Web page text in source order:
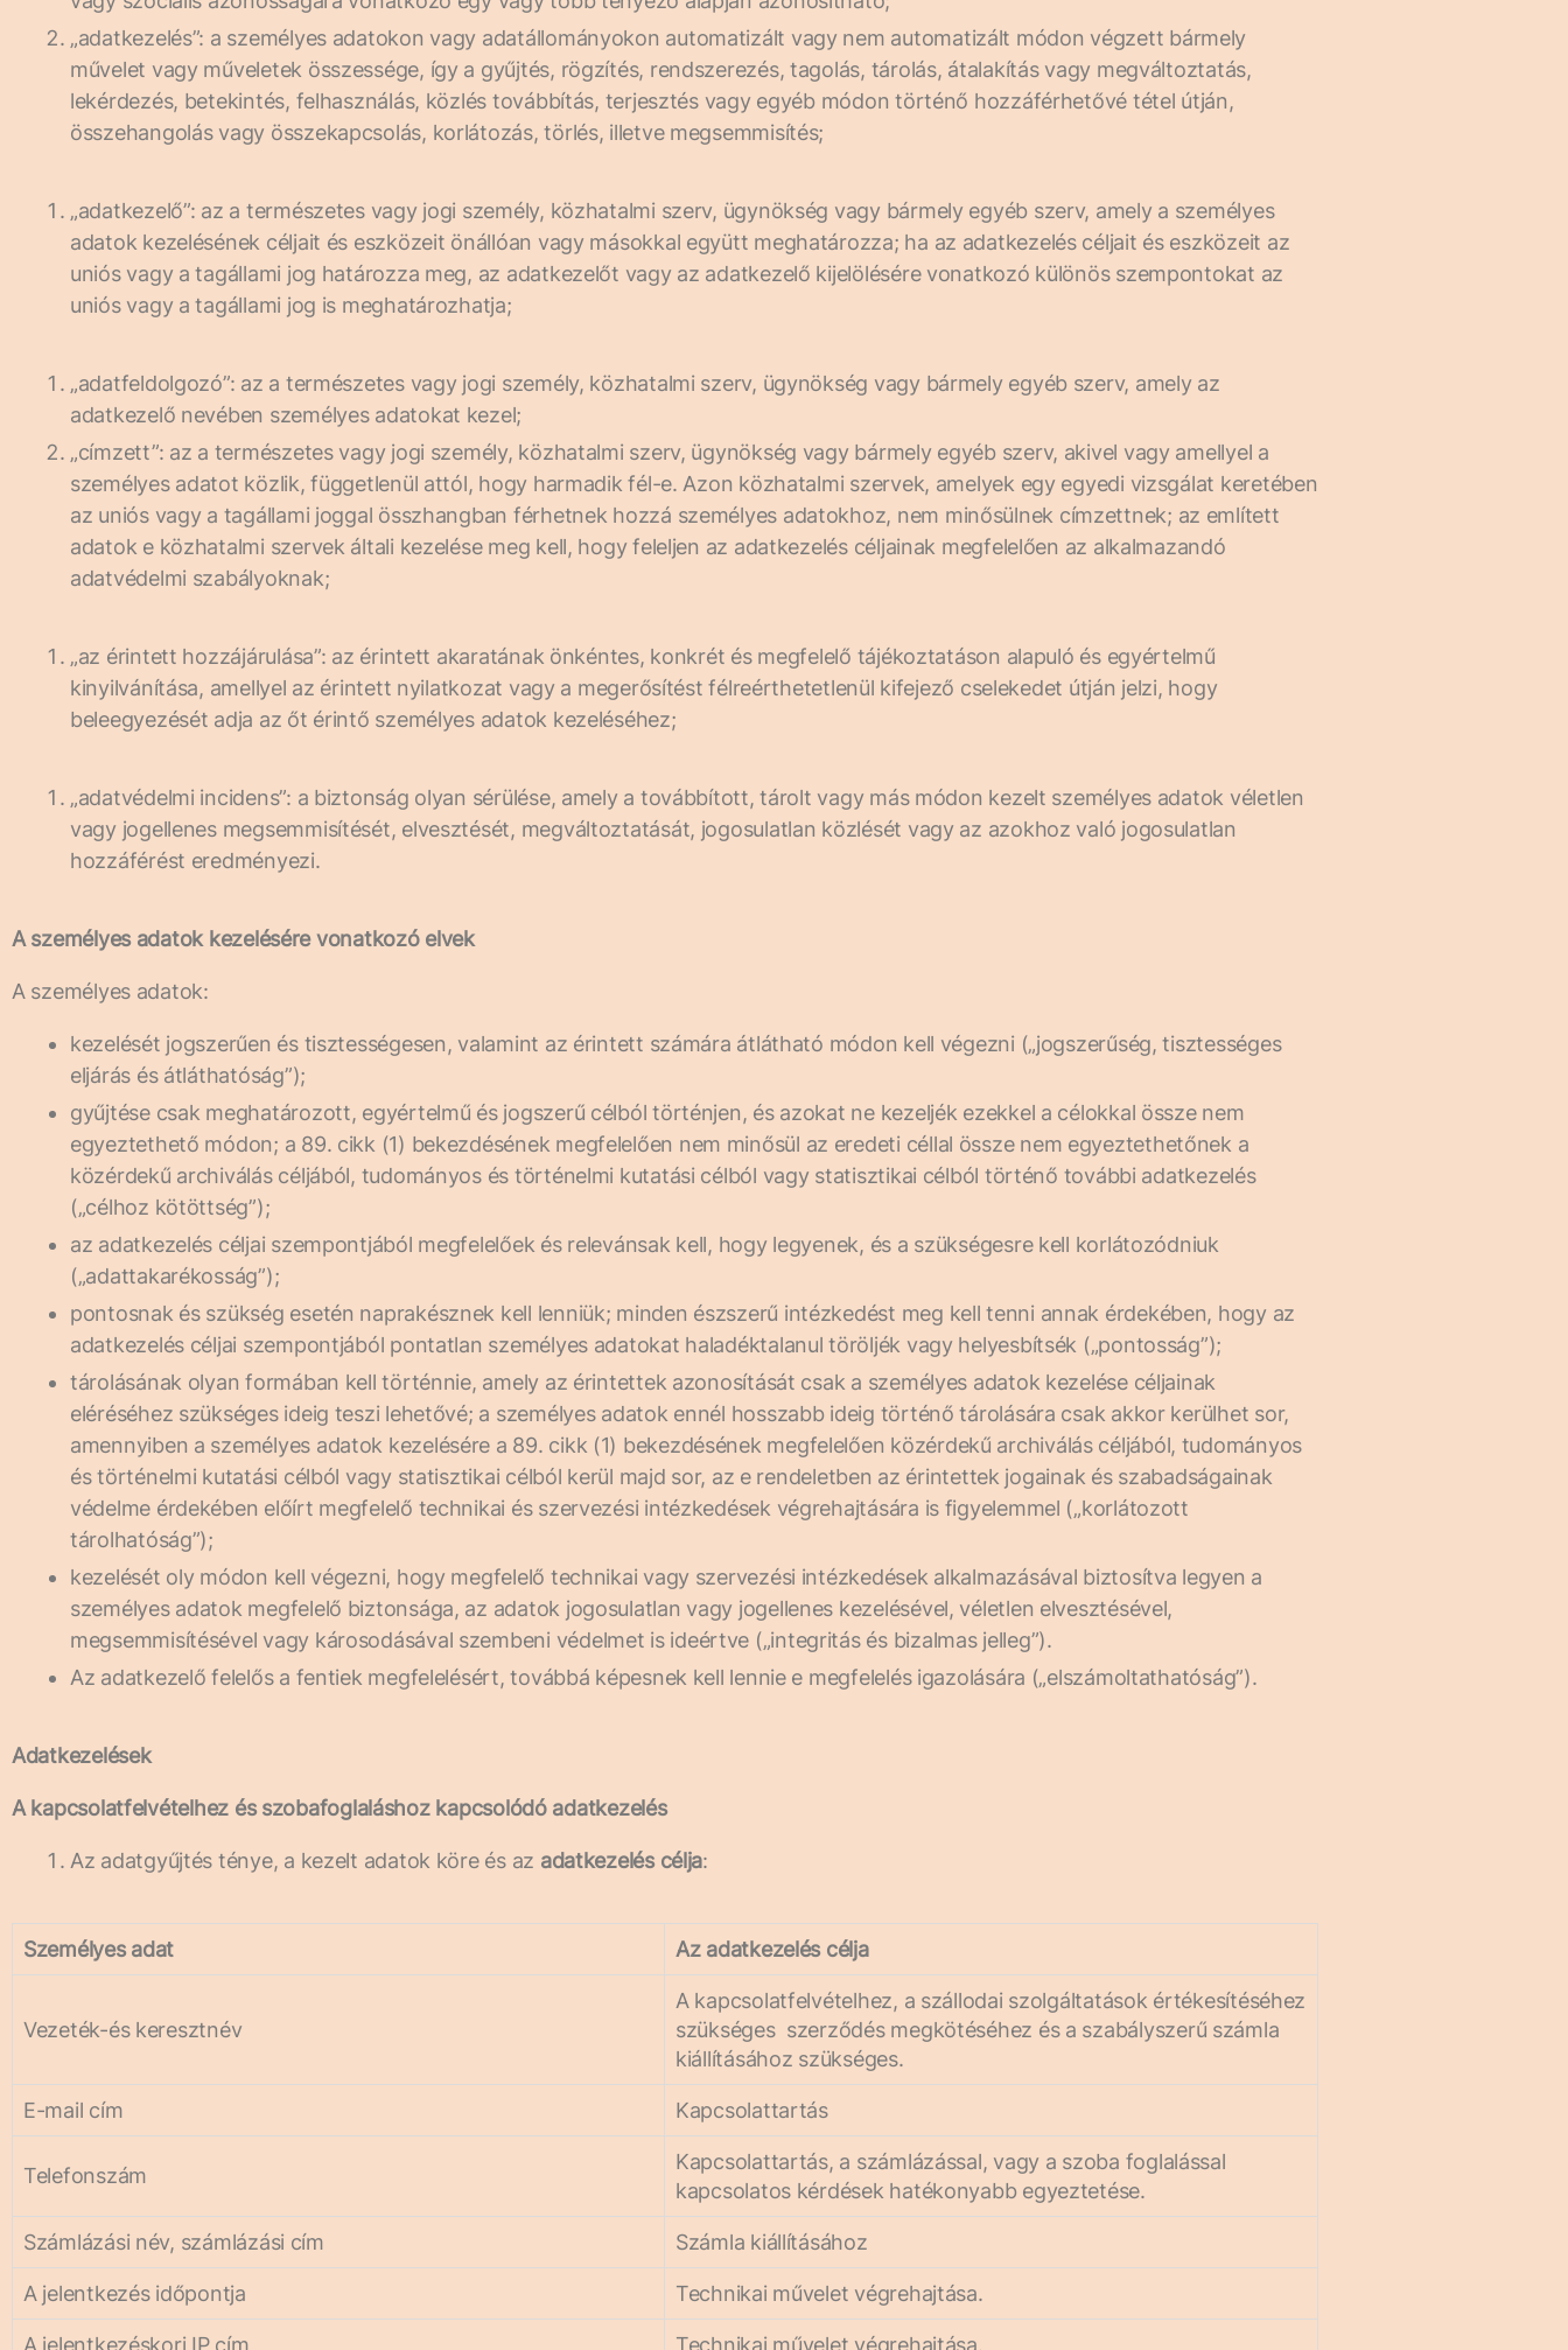
„adatkezelés”: a személyes adatokon vagy adatállományokon automatizált vagy nem automatizált módon végzett bármely
művelet vagy műveletek összessége, így a gyűjtés, rögzítés, rendszerezés, tagolás, tárolás, átalakítás vagy megváltoztatás,
lekérdezés, betekintés, felhasználás, közlés továbbítás, terjesztés vagy egyéb módon történő hozzáférhetővé tétel útján,
összehangolás vagy összekapcsolás, korlátozás, törlés, illetve megsemmisítés;
„adatkezelő”: az a természetes vagy jogi személy, közhatalmi szerv, ügynökség vagy bármely egyéb szerv, amely a személyes
adatok kezelésének céljait és eszközeit önállóan vagy másokkal együtt meghatározza; ha az adatkezelés céljait és eszközeit az
uniós vagy a tagállami jog határozza meg, az adatkezelőt vagy az adatkezelő kijelölésére vonatkozó különös szempontokat az
uniós vagy a tagállami jog is meghatározhatja;
„adatfeldolgozó”: az a természetes vagy jogi személy, közhatalmi szerv, ügynökség vagy bármely egyéb szerv, amely az
adatkezelő nevében személyes adatokat kezel;
„címzett”: az a természetes vagy jogi személy, közhatalmi szerv, ügynökség vagy bármely egyéb szerv, akivel vagy amellyel a
személyes adatot közlik, függetlenül attól, hogy harmadik fél-e. Azon közhatalmi szervek, amelyek egy egyedi vizsgálat keretében
az uniós vagy a tagállami joggal összhangban férhetnek hozzá személyes adatokhoz, nem minősülnek címzettnek; az említett
adatok e közhatalmi szervek általi kezelése meg kell, hogy feleljen az adatkezelés céljainak megfelelően az alkalmazandó
adatvédelmi szabályoknak;
„az érintett hozzájárulása”: az érintett akaratának önkéntes, konkrét és megfelelő tájékoztatáson alapuló és egyértelmű
kinyilvánítása, amellyel az érintett nyilatkozat vagy a megerősítést félreérthetetlenül kifejező cselekedet útján jelzi, hogy
beleegyezését adja az őt érintő személyes adatok kezeléséhez;
„adatvédelmi incidens”: a biztonság olyan sérülése, amely a továbbított, tárolt vagy más módon kezelt személyes adatok véletlen
vagy jogellenes megsemmisítését, elvesztését, megváltoztatását, jogosulatlan közlését vagy az azokhoz való jogosulatlan
hozzáférést eredményezi.
A személyes adatok kezelésére vonatkozó elvek
A személyes adatok:
kezelését jogszerűen és tisztességesen, valamint az érintett számára átlátható módon kell végezni („jogszerűség, tisztességes
eljárás és átláthatóság”);
gyűjtése csak meghatározott, egyértelmű és jogszerű célból történjen, és azokat ne kezeljék ezekkel a célokkal össze nem
egyeztethető módon; a 89. cikk (1) bekezdésének megfelelően nem minősül az eredeti céllal össze nem egyeztethetőnek a
közérdekű archiválás céljából, tudományos és történelmi kutatási célból vagy statisztikai célból történő további adatkezelés
(„célhoz kötöttség”);
az adatkezelés céljai szempontjából megfelelőek és relevánsak kell, hogy legyenek, és a szükségesre kell korlátozódniuk
(„adattakarékosság”);
pontosnak és szükség esetén naprakésznek kell lenniük; minden észszerű intézkedést meg kell tenni annak érdekében, hogy az
adatkezelés céljai szempontjából pontatlan személyes adatokat haladéktalanul töröljék vagy helyesbítsék („pontosság”);
tárolásának olyan formában kell történnie, amely az érintettek azonosítását csak a személyes adatok kezelése céljainak
eléréséhez szükséges ideig teszi lehetővé; a személyes adatok ennél hosszabb ideig történő tárolására csak akkor kerülhet sor,
amennyiben a személyes adatok kezelésére a 89. cikk (1) bekezdésének megfelelően közérdekű archiválás céljából, tudományos
és történelmi kutatási célból vagy statisztikai célból kerül majd sor, az e rendeletben az érintettek jogainak és szabadságainak
védelme érdekében előírt megfelelő technikai és szervezési intézkedések végrehajtására is figyelemmel („korlátozott
tárolhatóság”);
kezelését oly módon kell végezni, hogy megfelelő technikai vagy szervezési intézkedések alkalmazásával biztosítva legyen a
személyes adatok megfelelő biztonsága, az adatok jogosulatlan vagy jogellenes kezelésével, véletlen elvesztésével,
megsemmisítésével vagy károsodásával szembeni védelmet is ideértve („integritás és bizalmas jelleg”).
Az adatkezelő felelős a fentiek megfelelésért, továbbá képesnek kell lennie e megfelelés igazolására („elszámoltathatóság”).
Adatkezelések
A kapcsolatfelvételhez és szobafoglaláshoz kapcsolódó adatkezelés
Az adatgyűjtés ténye, a kezelt adatok köre és az adatkezelés célja:
Személyes adat Az adatkezelés célja
Vezeték-és keresztnév
A kapcsolatfelvételhez, a szállodai szolgáltatások értékesítéséhez
szükséges szerződés megkötéséhez és a szabályszerű számla
kiállításához szükséges.
E-mail cím Kapcsolattartás
Telefonszám
Kapcsolattartás, a számlázással, vagy a szoba foglalással
kapcsolatos kérdések hatékonyabb egyeztetése.
Számlázási név, számlázási cím Számla kiállításához
A jelentkezés időpontja Technikai művelet végrehajtása.
A jelentkezéskori IP cím Technikai művelet végrehajtása.